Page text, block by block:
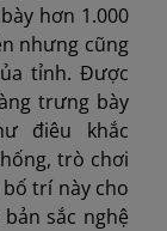
hơn 1.000
nhưng cũng
tỉnh. Được
trưng bày
điêu khắc
trò chơi
trí này cho
sắc nghệ